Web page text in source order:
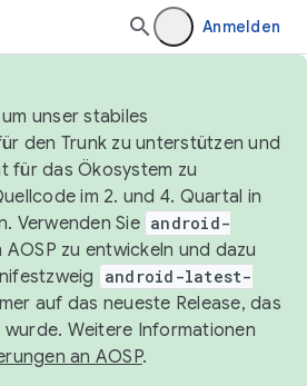
Anmelden
unser stabiles
den Trunk zu unterstützen und
für das Ökosystem zu
im 2. und 4. Quartal in
Verwenden Sie android-
AOSP zu entwickeln und dazu
android-latest-
auf das neueste Release, das
Weitere Informationen
an AOSP.